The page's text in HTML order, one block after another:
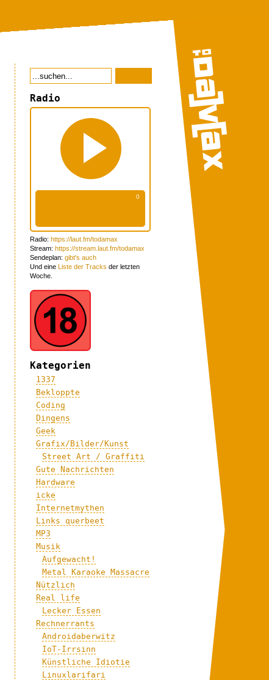
Radio
Radio: https://laut.fm/todamax
Stream: https://stream.laut.fm/todamax
Sendeplan: gibt's auch
Und eine Liste der Tracks der letzten
Woche.
Kategorien
1337
Bekloppte
Coding
Dingens
Geek
Grafix/Bilder/Kunst
Street Art / Graffiti
Gute Nachrichten
Hardware
icke
Internetmythen
Links querbeet
MP3
Musik
Aufgewacht!
Metal Karaoke Massacre
Nützlich
Real life
Lecker Essen
Rechnerrants
Androidaberwitz
IoT-Irrsinn
Künstliche Idiotie
Linuxlarifari